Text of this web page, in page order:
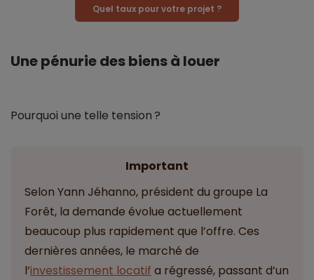
Quel taux pour votre projet ?
Une pénurie des biens à louer
Pourquoi une telle tension ?
Important
Selon Yann Jéhanno, président du groupe La
Forêt, la demande évolue actuellement
beaucoup plus rapidement que l’offre. Ces
dernières années, le marché de
l’investissement locatif a régressé, passant d’un